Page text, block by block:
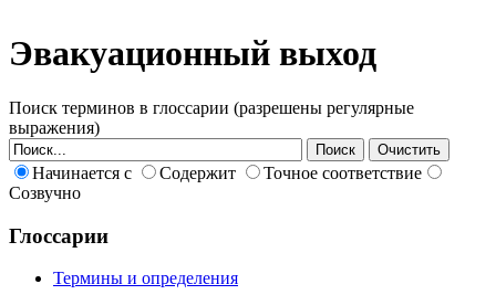
Эвакуационный выход
Поиск терминов в глоссарии (разрешены регулярные
выражения)
Начинается с Содержит
Точное соответствие
Созвучно
Глоссарии
Термины и определения